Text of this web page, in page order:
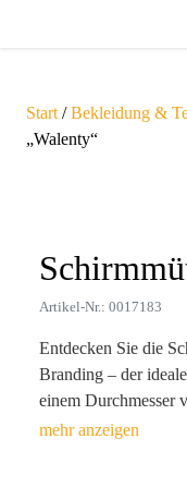
Start /Bekleidung &
„Walenty“
Artikel-Nr.: 0017183
Entdecken Sie die
Branding – der
einem Durchmesser
48 g ist diese